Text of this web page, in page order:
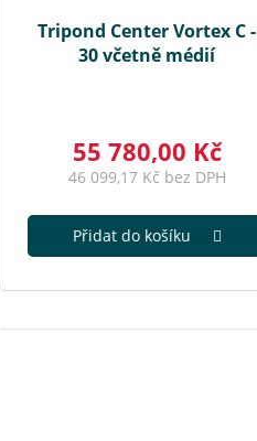
Tripond Center Vortex C -
30 včetně médií
55 780,00 Kč
46 099,17 Kč bez DPH
Přidat do košíku